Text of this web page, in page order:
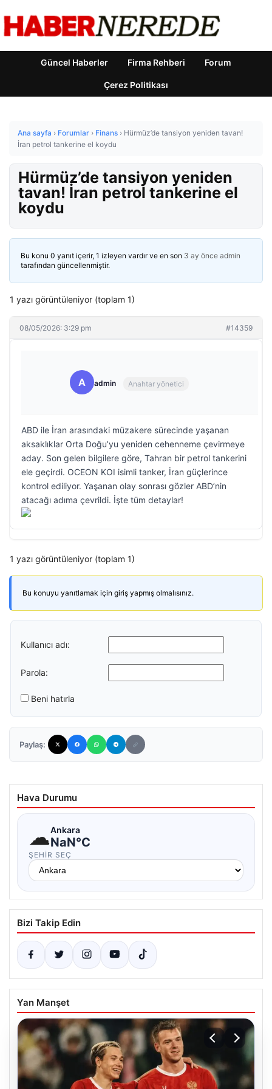
Güncel Haberler Firma Rehberi Forum
Çerez Politikası
Ana sayfa › Forumlar › Finans › Hürmüz’de tansiyon yeniden tavan!
İran petrol tankerine el koydu
Hürmüz’de tansiyon yeniden
tavan! İran petrol tankerine el
koydu
Bu konu 0 yanıt içerir, 1 izleyen vardır ve en son 3 ay önce admin
tarafından güncellenmiştir.
1 yazı görüntüleniyor (toplam 1)
08/05/2026: 3:29 pm #14359
A admin Anahtar yönetici
ABD ile İran arasındaki müzakere sürecinde yaşanan
aksaklıklar Orta Doğu’yu yeniden cehenneme çevirmeye
aday. Son gelen bilgilere göre, Tahran bir petrol tankerini
ele geçirdi. OCEON KOI isimli tanker, İran güçlerince
kontrol ediliyor. Yaşanan olay sonrası gözler ABD’nin
atacağı adıma çevrildi. İşte tüm detaylar!
1 yazı görüntüleniyor (toplam 1)
Bu konuyu yanıtlamak için giriş yapmış olmalısınız.
Kullanıcı adı:
Parola:
Beni hatırla
Paylaş:
Hava Durumu
☁Ankara
NaN°C
ŞEHIR SEÇ
Bizi Takip Edin
Yan Manşet